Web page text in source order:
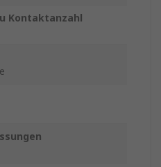
Kontaktanzahl